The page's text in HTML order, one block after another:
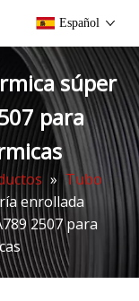
Español
súper
para
» Tubo
enrollada
2507 para